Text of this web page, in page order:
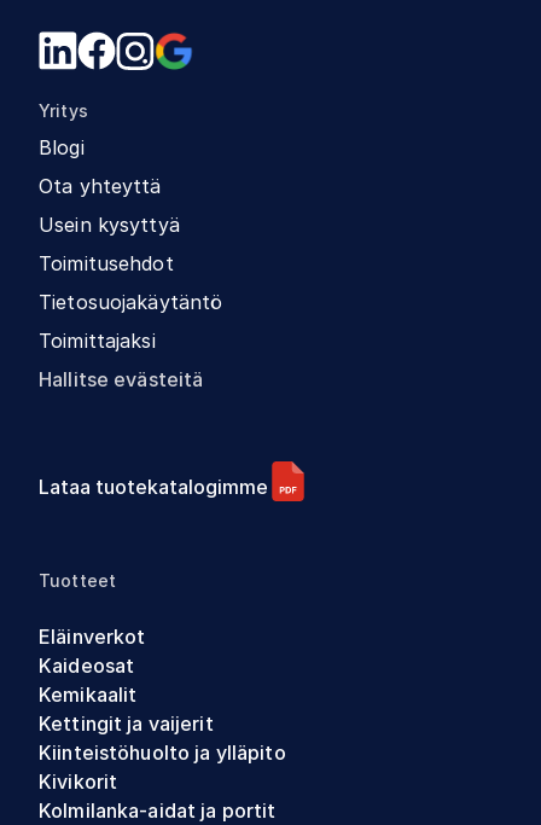
Yritys
Blogi
Ota yhteyttä
Usein kysyttyä
Toimitusehdot
Tietosuojakäytäntö
Toimittajaksi
Hallitse evästeitä
Lataa tuotekatalogimme
Tuotteet
Eläinverkot
Kaideosat
Kemikaalit
Kettingit ja vaijerit
Kiinteistöhuolto ja ylläpito
Kivikorit
Kolmilanka-aidat ja portit